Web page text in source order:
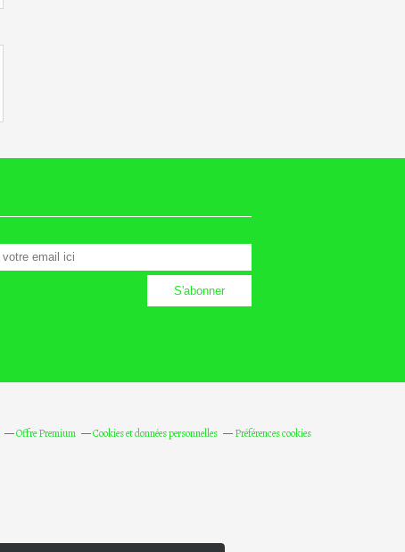
Offre Premium Cookies et données personnelles Préférences cookies